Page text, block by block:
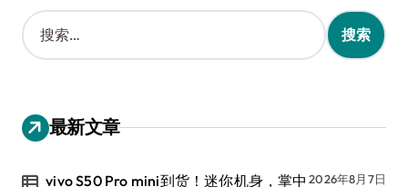
搜
索
：
最新文章
vivo S50 Pro mini到货！迷你机身，掌中 2026年8月7日